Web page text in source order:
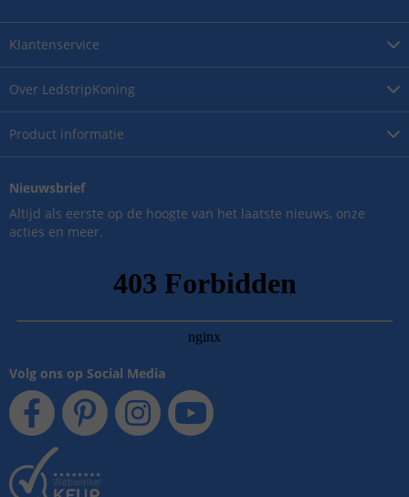
Over LedstripKoning
Product informatie
Klantenservice
Nieuwsbrief
Altijd als eerste op de hoogte van het laatste nieuws, onze
acties en meer.
Volg ons op Social Media